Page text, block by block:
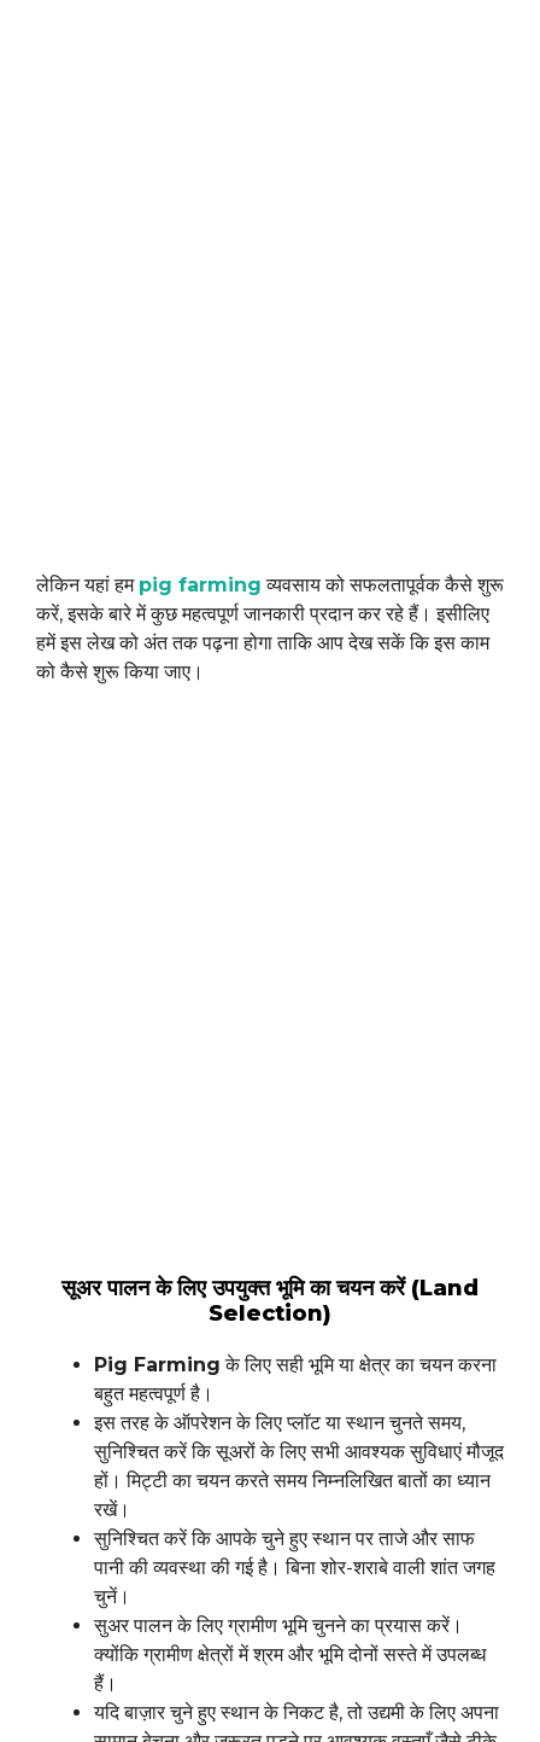
लेकिन यहां हम pig farming व्यवसाय को सफलतापूर्वक कैसे शुरू
करें, इसके बारे में कुछ महत्वपूर्ण जानकारी प्रदान कर रहे हैं। इसीलिए
हमें इस लेख को अंत तक पढ़ना होगा ताकि आप देख सकें कि इस काम
को कैसे शुरू किया जाए।
सूअर पालन के लिए उपयुक्त भूमि का चयन करें (Land
Selection)
Pig Farming के लिए सही भूमि या क्षेत्र का चयन करना
बहुत महत्वपूर्ण है।
इस तरह के ऑपरेशन के लिए प्लॉट या स्थान चुनते समय,
सुनिश्चित करें कि सूअरों के लिए सभी आवश्यक सुविधाएं मौजूद
हों। मिट्टी का चयन करते समय निम्नलिखित बातों का ध्यान
रखें।
सुनिश्चित करें कि आपके चुने हुए स्थान पर ताजे और साफ
पानी की व्यवस्था की गई है। बिना शोर-शराबे वाली शांत जगह
चुनें।
सुअर पालन के लिए ग्रामीण भूमि चुनने का प्रयास करें।
क्योंकि ग्रामीण क्षेत्रों में श्रम और भूमि दोनों सस्ते में उपलब्ध
हैं।
यदि बाज़ार चुने हुए स्थान के निकट है, तो उद्यमी के लिए अपना